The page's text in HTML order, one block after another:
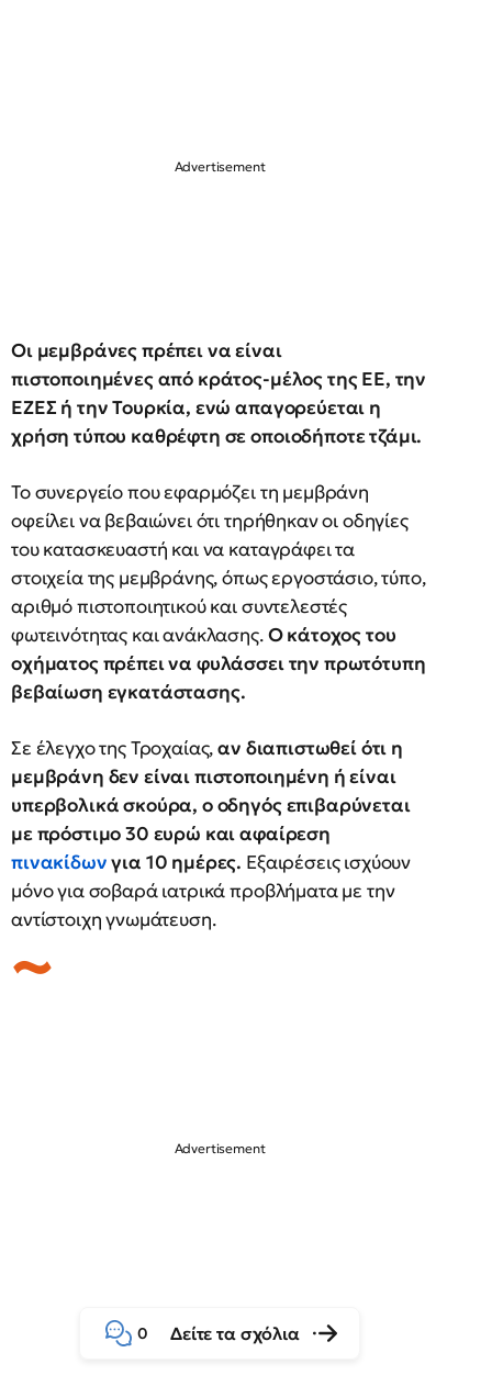
Οι μεμβράνες πρέπει να είναι
πιστοποιημένες από κράτος-μέλος της ΕΕ, την
ΕΖΕΣ ή την Τουρκία, ενώ απαγορεύεται η
χρήση τύπου καθρέφτη σε οποιοδήποτε τζάμι.
Το συνεργείο που εφαρμόζει τη μεμβράνη
οφείλει να βεβαιώνει ότι τηρήθηκαν οι οδηγίες
του κατασκευαστή και να καταγράφει τα
στοιχεία της μεμβράνης, όπως εργοστάσιο, τύπο,
αριθμό πιστοποιητικού και συντελεστές
φωτεινότητας και ανάκλασης.Ο κάτοχος του
οχήματος πρέπει να φυλάσσει την πρωτότυπη
βεβαίωση εγκατάστασης.
Σε έλεγχο της Τροχαίας,αν διαπιστωθεί ότι η
μεμβράνη δεν είναι πιστοποιημένη ή είναι
υπερβολικά σκούρα, ο οδηγός επιβαρύνεται
με πρόστιμο 30 ευρώ και αφαίρεση
πινακίδωνγια 10 ημέρες. Εξαιρέσεις ισχύουν
μόνο για σοβαρά ιατρικά προβλήματα με την
αντίστοιχη γνωμάτευση.
0 Δείτε τα σχόλια